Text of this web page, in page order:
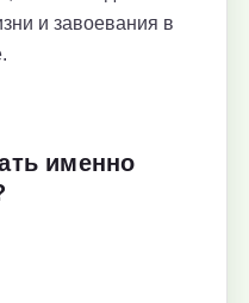
и завоевания в
именно